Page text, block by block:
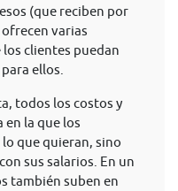
(que reciben por
varias
clientes puedan
ellos.
todos los costos y
en la que los
que quieran, sino
sus salarios. En un
también suben en